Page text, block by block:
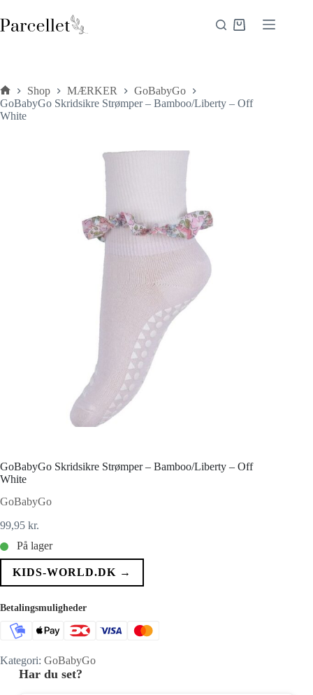
til
indhold
Indkøbskurv
Forside
Shop MÆRKER
GoBabyGo
GoBabyGo Skridsikre Strømper – Bamboo/Liberty – Off
White
GoBabyGo Skridsikre Strømper – Bamboo/Liberty – Off
White
GoBabyGo
99,95 kr.
På lager
KIDS-WORLD.DK →
Betalingsmuligheder
Kategori: GoBabyGo
Har du set?